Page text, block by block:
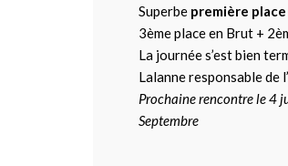
Superbe première
3ème place en Brut +
La journée s’est bien
Lalanne responsable de
Prochaine rencontre le 4
Septembre